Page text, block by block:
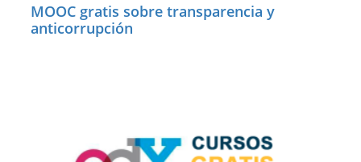
MOOC gratis sobre transparencia y
anticorrupción